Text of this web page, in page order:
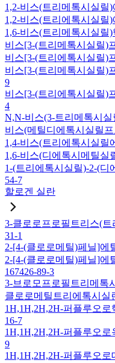
1,2-비스(트리메톡시실릴)
1,2-비스(트리에톡시실릴)
1,6-비스(트리메톡시실릴)
비스[3-(트리메톡시실릴)
비스[3-(트리에톡시실릴)
비스[3-(트리메톡시실릴)
9
비스[3-(트리에톡시실릴)
4
N,N-비스(3-트리메톡시실
비스(메틸디에톡시실릴
1,4-비스(트리에톡시실릴
1,6-비스(디에톡시메틸실
1-(트리에톡시실릴)-2-(디
54-7
할로겐 실란
3-클로로프로필트리스(트
31-1
2-[4-(클로로메틸)페닐]에
2-[4-(클로로메틸)페닐]에
167426-89-3
3-브로모프로필트리메톡
클로로메틸트리에톡시실
1H,1H,2H,2H-퍼플루오
16-7
1H,1H,2H,2H-퍼플루오로
9
1H,1H,2H,2H-퍼플루오로